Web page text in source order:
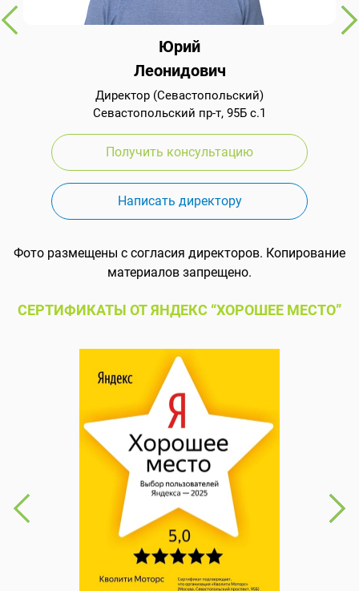
Юрий
Леонидович
Директор (Севастопольский)
Севастопольский пр-т, 95Б с.1
Получить консультацию
Написать директору
Фото размещены с согласия директоров. Копирование
материалов запрещено.
СЕРТИФИКАТЫ ОТ ЯНДЕКС “ХОРОШЕЕ МЕСТО”